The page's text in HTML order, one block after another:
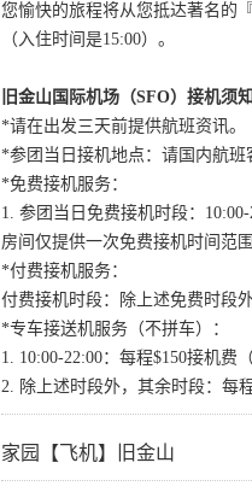
您愉快的旅程将从您抵达著名的
（入住时间是15:00）。
旧金山国际机场（SFO）接机须
*请在出发三天前提供航班资讯。
*参团当日接机地点：请国内航班
*免费接机服务：
1. 参团当日免费接机时段：
房间仅提供一次免费接机时间范
*付费接机服务：
付费接机时段：除上述免费时段
*专车接送机服务（不拼车）：
1. 10:00-22:00：每程$150接机
2. 除上述时段外，其余时段：每
家园【飞机】旧金山